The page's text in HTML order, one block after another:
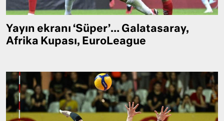
Yayın ekranı ‘Süper’… Galatasaray,
Afrika Kupası, EuroLeague